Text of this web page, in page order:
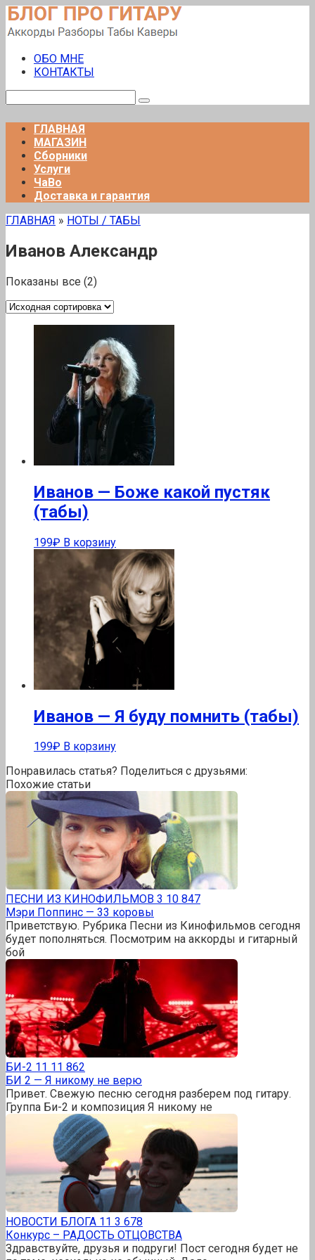
Перейти
к
контенту
ОБО МНЕ
КОНТАКТЫ
ГЛАВНАЯ
МАГАЗИН
Сборники
Услуги
ЧаВо
Доставка и гарантия
ГЛАВНАЯ » НОТЫ / ТАБЫ
Иванов Александр
Показаны все (2)
Иванов — Боже какой пустяк
(табы)
199₽ В корзину
Иванов — Я буду помнить (табы)
199₽ В корзину
Понравилась статья? Поделиться с друзьями:
Похожие статьи
ПЕСНИ ИЗ КИНОФИЛЬМОВ 3 10 847
Мэри Поппинс — 33 коровы
Приветствую. Рубрика Песни из Кинофильмов сегодня
будет пополняться. Посмотрим на аккорды и гитарный
бой
БИ-2 11 11 862
БИ 2 — Я никому не верю
Привет. Свежую песню сегодня разберем под гитару.
Группа Би-2 и композиция Я никому не
НОВОСТИ БЛОГА 11 3 678
Конкурс – РАДОСТЬ ОТЦОВСТВА
Здравствуйте, друзья и подруги! Пост сегодня будет не